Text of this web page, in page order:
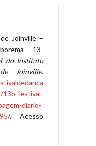
Joinville –
– 13-
do Instituto
Joinville.
13o-festival-
diario-
. Acesso